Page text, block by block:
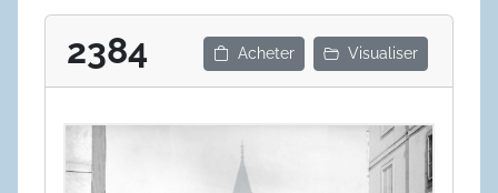
2384 Acheter Visualiser